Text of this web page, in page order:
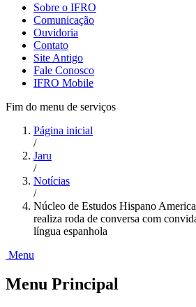
Sobre o IFRO
Comunicação
Ouvidoria
Contato
Site Antigo
Fale Conosco
IFRO Mobile
Fim do menu de serviços
Página inicial
/
Jaru
/
Notícias
/
Núcleo de Estudos Hispano
realiza roda de conversa com
língua espanhola
Menu
Menu Principal